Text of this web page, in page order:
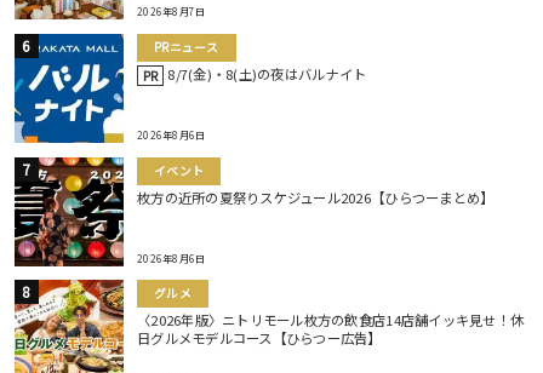
2026年8月7日
PRニュース
PR 8/7(金)・8(土)の夜はバルナイト
2026年8月6日
イベント
枚方の近所の夏祭りスケジュール2026【ひらつーまとめ】
2026年8月6日
グルメ
〈2026年版〉ニトリモール枚方の飲食店14店舗イッキ見せ！休
日グルメモデルコース【ひらつー広告】